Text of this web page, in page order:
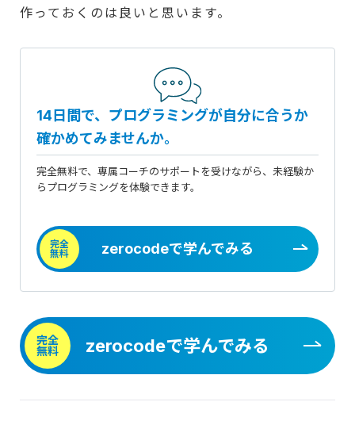
作っておくのは良いと思います。
完全
無料
zerocodeで学んでみる
14日間で、プログラミングが自分に合うか
確かめてみませんか。
完全無料で、専属コーチのサポートを受けながら、未経験か
らプログラミングを体験できます。
完全
無料
zerocodeで学んでみる